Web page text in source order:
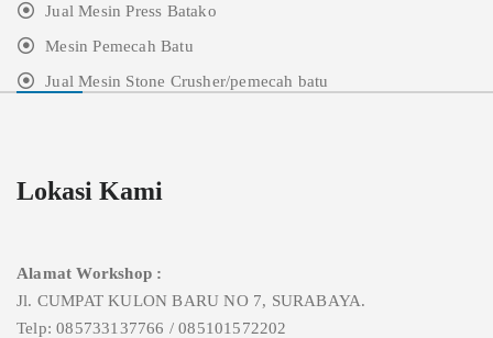
Jual Mesin Press Batako
Mesin Pemecah Batu
Jual Mesin Stone Crusher/pemecah batu
Lokasi Kami
Alamat Workshop :
Jl. CUMPAT KULON BARU NO 7, SURABAYA.
Telp: 085733137766 / 085101572202